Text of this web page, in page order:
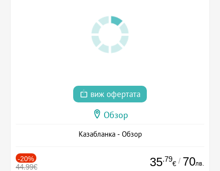
виж офертата
Обзор
Казабланка - Обзор
-20%
44.99€ 35.79
€ / 70лв.